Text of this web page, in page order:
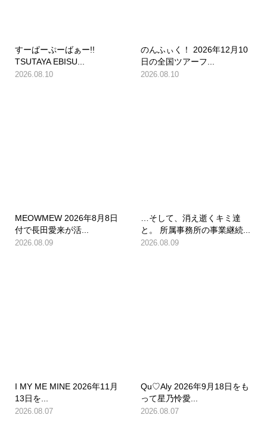
すーぱーぷーばぁー!!
TSUTAYA EBISU...
2026.08.10
のんふぃく！ 2026年12月10
日の全国ツアーフ...
2026.08.10
MEOWMEW 2026年8月8日
付で長田愛来が活...
2026.08.09
…そして、消え逝くキミ達
と。 所属事務所の事業継続...
2026.08.09
I MY ME MINE 2026年11月
13日を...
2026.08.07
Qu♡Aly 2026年9月18日をも
って星乃怜愛...
2026.08.07